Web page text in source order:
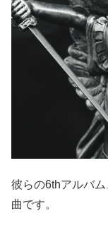
彼らの6thアルバ
曲です。